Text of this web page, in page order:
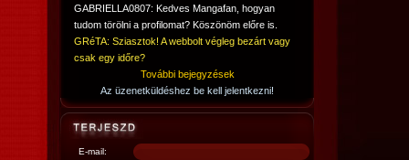
GABRIELLA0807: Kedves Mangafan, hogyan
tudom törölni a profilomat? Köszönöm előre is.
GRéTA: Sziasztok! A webbolt végleg bezárt vagy
csak egy időre?
További bejegyzések
Az üzenetküldéshez be kell jelentkezni!
E-mail: